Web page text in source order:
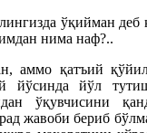
ўқийман деб
нима наф?..
аммо қатъий
йўсинда йўл
ўқувчисини
рад жавоби бериб